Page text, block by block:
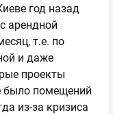
год назад
арендной
т.е. по
и даже
проекты
было помещений
из-за кризиса